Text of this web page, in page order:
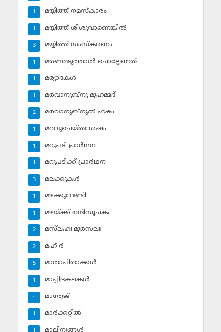
മയ്യിത്ത് നമസ്‌കാരം
1
മയ്യിത്ത് ശിശുവാണെങ്കില്‍
1
മയ്യിത്ത് സംസ്‌കരണം
3
മരണമടുത്താല്‍ ചൊല്ലേണ്ടത്
1
മര്യാദകള്‍
1
മര്‍വാനുബ്‌നു മുഹമ്മദ്
1
മര്‍വാനുബ്‌നുല്‍ ഹകം
2
മറവുചെയ്തശേഷം
1
മറുപടി പ്രാര്‍ഥന
1
മറുപടിക്ക് പ്രാര്‍ഥന
1
മലക്കുകള്‍
3
മഴക്കുവേണ്ടി
1
മഴയ്ക്ക് നന്ദിസൂചകം
1
മസ്‌ലഹഃ മുര്‍സലഃ
2
മഹ് ര്‍
2
മാതാപിതാക്കള്‍
5
മാപ്പിളകലകള്‍
1
മാര്യേജ്
4
മാര്‍ക്കറ്റില്‍
1
മാലിന്യങ്ങള്‍
1